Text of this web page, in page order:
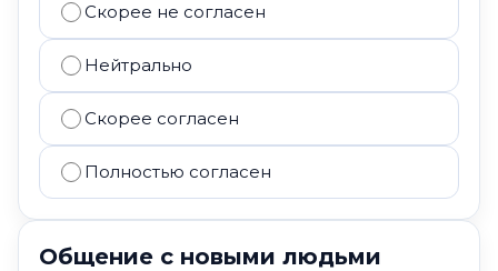
Скорее не согласен
Нейтрально
Скорее согласен
Полностью согласен
Общение с новыми людьми